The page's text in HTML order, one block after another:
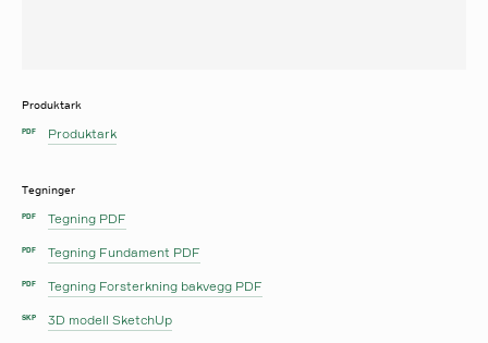
Produktark
PDF Produktark
Tegninger
PDF Tegning PDF
PDF Tegning Fundament PDF
PDF Tegning Forsterkning bakvegg PDF
SKP 3D modell SketchUp